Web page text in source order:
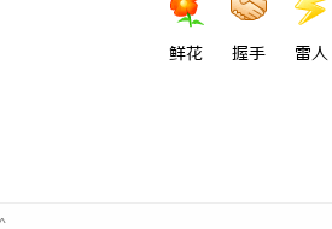
鲜花 握手 雷人